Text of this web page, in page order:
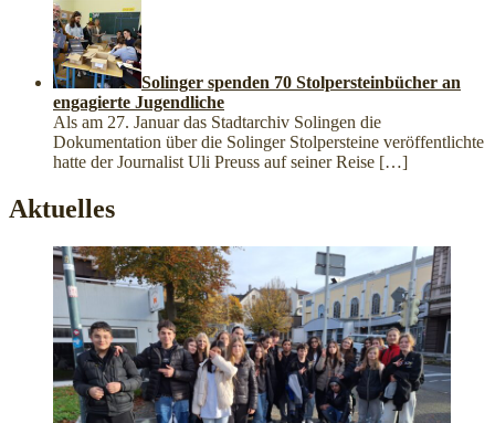
Solinger spenden 70 Stolpersteinbücher an
engagierte Jugendliche
Als am 27. Januar das Stadtarchiv Solingen die
Dokumentation über die Solinger Stolpersteine veröffentlichte
hatte der Journalist Uli Preuss auf seiner Reise […]
Aktuelles